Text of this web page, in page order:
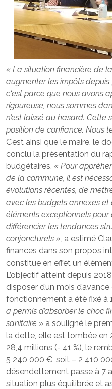
« La situation financière de
augmenter les impôts depuis
c‘est parce que nous avons
rigoureuse, nous sommes
n’est laissé au hasard.
position de confiance. Nous
C’est ainsi que le maire, le
conclu la présentation du
budgétaires. « Pour
de la commune, il est
évolutions récentes, de
avec les budgets annexes et
éléments exceptionnels pour
différencier les tendances
conjoncturels », a estimé
finances dans son propos
constitue en effet un
L’objectif atteint depuis
disposer d’un mois
fonctionnement a été fixé à
a permis d’absorber le choc
sanitaire » a souligné le
la dette, elle est tombée en
28,4 millions (- 41 %), le
5 240 000 €, soit – 2 410
désendettement passe à 7
situation plus équilibrée et